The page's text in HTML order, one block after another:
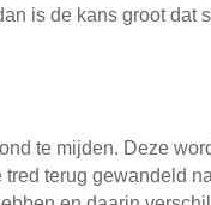
is de kans groot dat
te mijden. Deze
terug gewandeld